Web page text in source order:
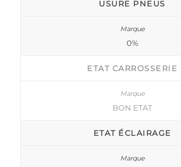
USURE PNEUS
0%
ETAT CARROSSERIE
BON ETAT
ETAT ÉCLAIRAGE